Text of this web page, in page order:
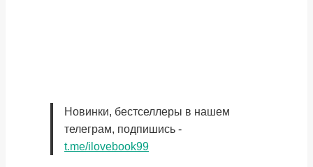
Новинки, бестселлеры в нашем
телеграм, подпишись -
t.me/ilovebook99